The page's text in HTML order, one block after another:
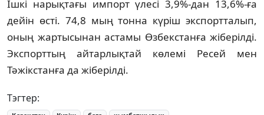
Ішкі нарықтағы импорт үлесі 3,9%-дан 13,6%-ға
дейін өсті. 74,8 мың тонна күріш экспортталып,
оның жартысынан астамы Өзбекстанға жіберілді.
Экспорттың айтарлықтай көлемі Ресей мен
Тәжікстанға да жіберілді.
Тэгтер: